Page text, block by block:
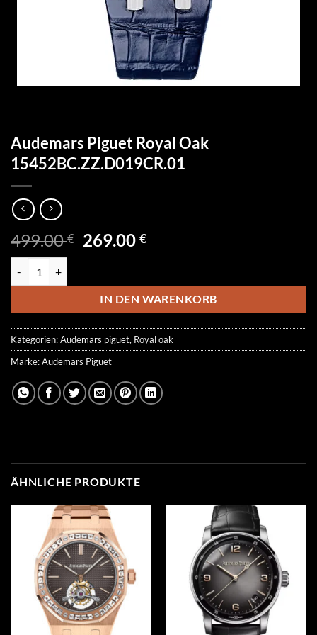
Audemars Piguet Royal Oak
15452BC.ZZ.D019CR.01
499.00€ Ursprünglicher
499.00 €
269.00€Aktueller
269.00 €.
IN DEN WARENKORB
Kategorien:Audemars piguet, Royal oak
Marke:Audemars Piguet
ÄHNLICHE PRODUKTE